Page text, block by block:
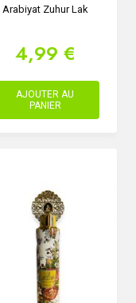
Arabiyat Zuhur Lak
4,99 €
AJOUTER AU
PANIER